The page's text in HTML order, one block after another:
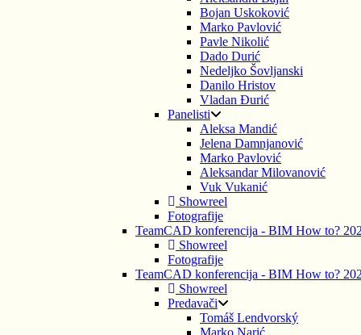
Bojan Uskoković
Marko Pavlović
Pavle Nikolić
Dado Durić
Nedeljko Šovljanski
Danilo Hristov
Vladan Đurić
Panelisti
Aleksa Mandić
Jelena Damnjanović
Marko Pavlović
Aleksandar Milovanović
Vuk Vukanić
Showreel
Fotografije
TeamCAD konferencija - BIM How to?
Showreel
Fotografije
TeamCAD konferencija - BIM How to?
Showreel
Predavači
Tomáš Lendvorský
Marko Narić